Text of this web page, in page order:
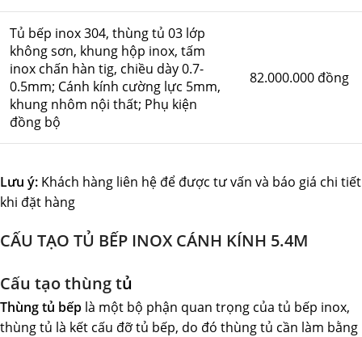
Tủ bếp inox 304, thùng tủ 03 lớp
không sơn, khung hộp inox, tấm
inox chấn hàn tig, chiều dày 0.7-
0.5mm; Cánh kính cường lực 5mm,
khung nhôm nội thất; Phụ kiện
đồng bộ
82.000.000 đồng
Lưu ý: Khách hàng liên hệ để được tư vấn và báo giá chi tiết
khi đặt hàng
CẤU TẠO TỦ BẾP INOX CÁNH KÍNH 5.4M
Cấu tạo thùng tủ
Thùng tủ bếp là một bộ phận quan trọng của tủ bếp inox,
thùng tủ là kết cấu đỡ tủ bếp, do đó thùng tủ cần làm bằng